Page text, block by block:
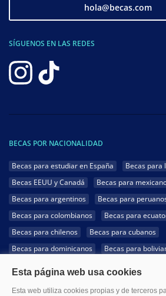
hola@becas.com
SÍGUENOS EN LAS REDES
BECAS POR NACIONALIDAD
Becas para estudiar en España
Becas para
Becas EEUU y Canadá
Becas para
Becas para argentinos
Becas para
Becas para colombianos
Becas para
Becas para chilenos
Becas para cubanos
Becas para dominicanos
Becas para